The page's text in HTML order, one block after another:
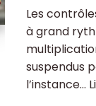
Les
à grand
suspendus
l’instance…